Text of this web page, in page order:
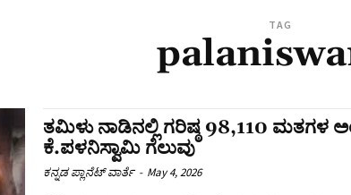
TAG
ತಮಿಳು ನಾಡಿನಲ್ಲಿ ಗರಿಷ್ಠ 98,110 ಮತಗಳ
ಕೆ.ಪಳನಿಸ್ವಾಮಿ ಗೆಲುವು
ಕನ್ನಡ ಪ್ಲಾನೆಟ್ ವಾರ್ತೆ - May 4, 2026